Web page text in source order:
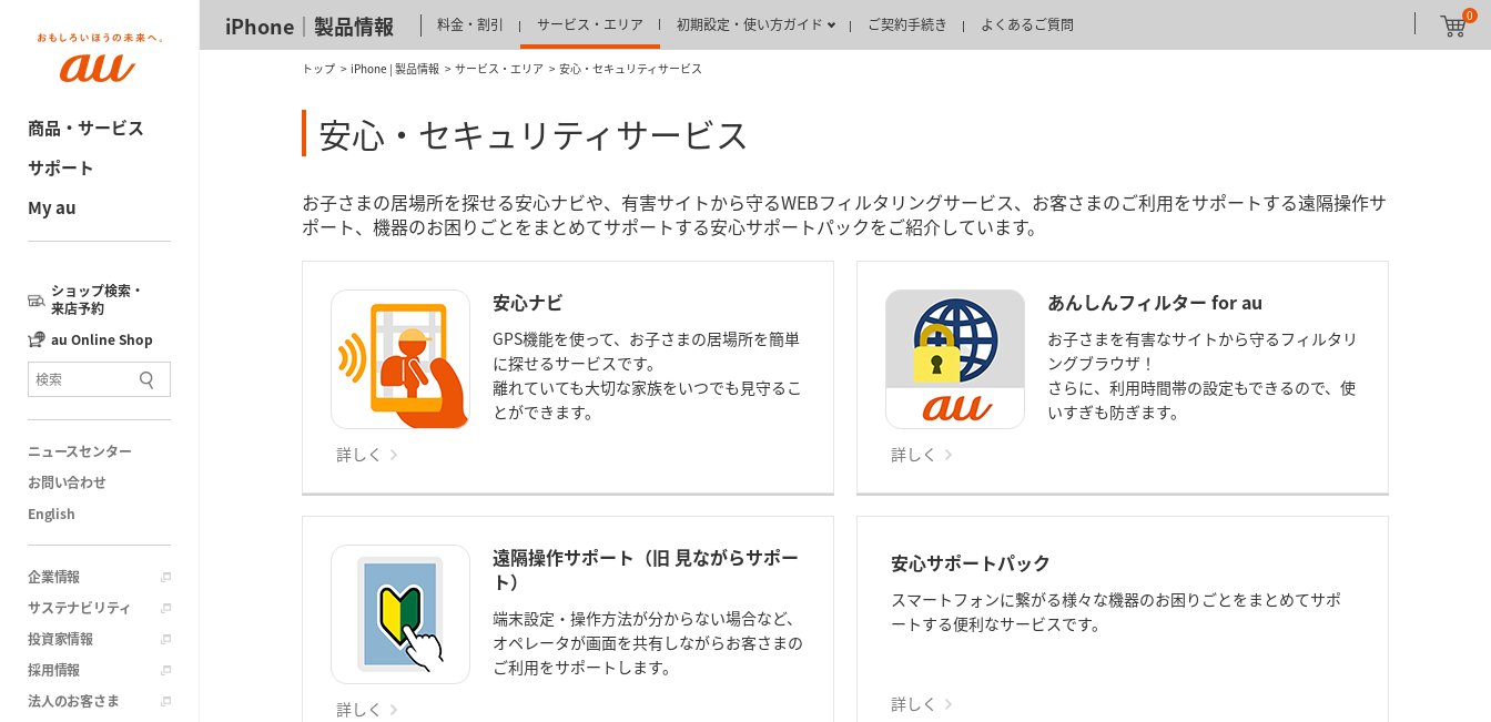
商品・サービス
サポート
My au
ショップ検索・
来店予約
au Online Shop
ニュースセンター
お問い合わせ
English
企業情報
サステナビリティ
投資家情報
採用情報
法人のお客さま
iPhone│製品情報 料金・割引 サービス・エリア 初期設定・使い方ガイド ご契約手続き よくあるご質問 0
トップ iPhone | 製品情報 サービス・エリア 安心・セキュリティサービス
安心・セキュリティサービス
お子さまの居場所を探せる安心ナビや、有害サイトから守るWEBフィルタリングサービス、お客さまのご利用をサポートする遠隔操作サ
ポート、機器のお困りごとをまとめてサポートする安心サポートパックをご紹介しています。
詳しく
安心ナビ
GPS機能を使って、お子さまの居場所を簡単
に探せるサービスです。
離れていても大切な家族をいつでも見守るこ
とができます。
詳しく
あんしんフィルター for au
お子さまを有害なサイトから守るフィルタリ
ングブラウザ！
さらに、利用時間帯の設定もできるので、使
いすぎも防ぎます。
詳しく
遠隔操作サポート（旧 見ながらサポー
ト）
端末設定・操作方法が分からない場合など、
オペレータが画面を共有しながらお客さまの
ご利用をサポートします。
安心サポートパック
スマートフォンに繋がる様々な機器のお困りごとをまとめてサポ
ートする便利なサービスです。
詳しく